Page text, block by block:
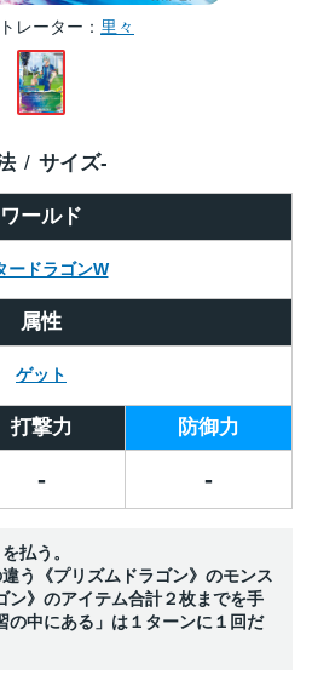
レーター 里々
ワールド
ードラゴンW
サイズ-
属性
ゲット
打撃力 防御力
- -
払う。
う《プリズムドラゴン》のモンス
ン》のアイテム合計２枚までを手
の中にある」は１ターンに１回だ